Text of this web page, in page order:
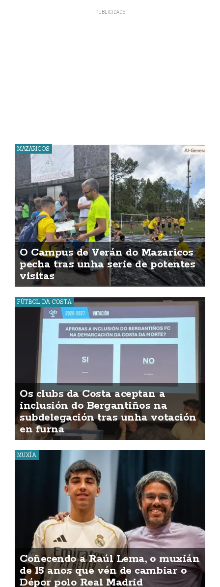
MAZARICOS
O Campus de Verán do Mazaricos
pecha tras unha serie de potentes
visitas
FÚTBOL DA COSTA
Os clubs da Costa aceptan a
inclusión do Bergantiños na
subdelegación tras unha votación
en furna
MUXÍA
Coñecendo a Raúl Lema, o muxián
de 15 anos que vén de cambiar o
Dépor polo Real Madrid